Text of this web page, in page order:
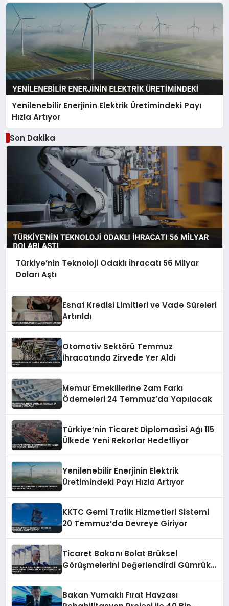
Yenilenebilir Enerjinin Elektrik Üretimindeki Payı
Hızla Artıyor
Son Dakika
Türkiye’nin Teknoloji Odaklı İhracatı 56 Milyar
Doları Aştı
Esnaf Kredisi Limitleri ve Vade Süreleri
Artırıldı
Otomotiv Sektörü Temmuz
İhracatında Zirvede Yer Aldı
Memur Emeklilerine Zam Farkı
Ödemeleri 24 Temmuz’da Yapılacak
Türkiye’nin Ticaret Diplomasisi Ağı 115
Ülkede Yeni Rekorlar Hedefliyor
Yenilenebilir Enerjinin Elektrik
Üretimindeki Payı Hızla Artıyor
KKTC Gemi Trafik Hizmetleri Sistemi
20 Temmuz’da Devreye Giriyor
Ticaret Bakanı Bolat Brüksel
Görüşmelerini Değerlendirdi Gümrük
Bakan Yumaklı Fırat Havzası